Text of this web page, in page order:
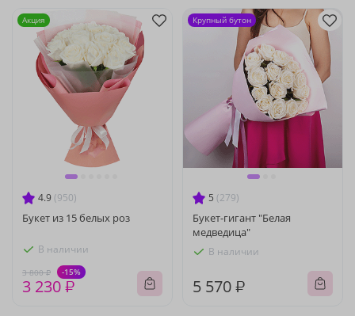
4.9 (950)
Букет из 15 белых роз
В наличии
3 800 ₽ -15%
3 230 ₽
Акция
5 (279)
Букет-гигант "Белая
медведица"
В наличии
5 570 ₽
Крупный бутон